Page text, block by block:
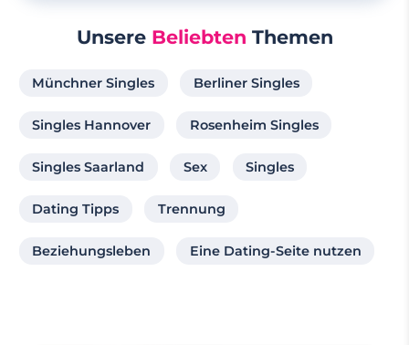
Unsere Beliebten Themen
Münchner Singles Berliner Singles
Singles Hannover Rosenheim Singles
Singles Saarland Sex Singles
Dating Tipps Trennung
Beziehungsleben Eine Dating-Seite nutzen